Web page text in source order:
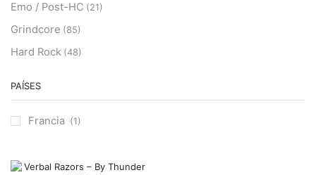
Emo / Post-HC (21)
Grindcore (85)
Hard Rock (48)
Heavy Metal(91)
Otros(38)
Punk (146)
PAÍSES
Francia (1)